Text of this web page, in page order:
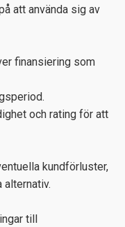
att använda sig av
finansiering som
och rating för att
kundförluster,
alternativ.
till